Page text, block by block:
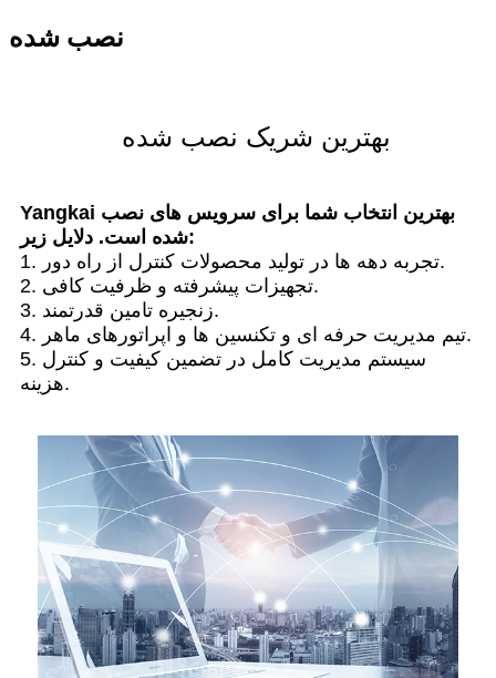
نصب شده
بهترین شریک نصب شده
Yangkai بهترین انتخاب شما برای سرویس های نصب
شده است. دلایل زیر:
1. تجربه دهه ها در تولید محصولات کنترل از راه دور.
2. تجهیزات پیشرفته و ظرفیت کافی.
3. زنجیره تامین قدرتمند.
4. تیم مدیریت حرفه ای و تکنسین ها و اپراتورهای ماهر.
5. سیستم مدیریت کامل در تضمین کیفیت و کنترل
هزینه.